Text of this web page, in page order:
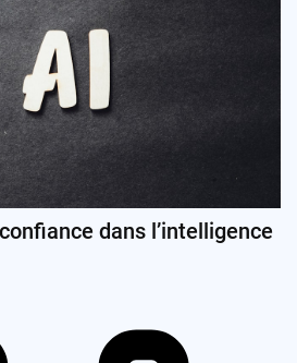
dans l’intelligence